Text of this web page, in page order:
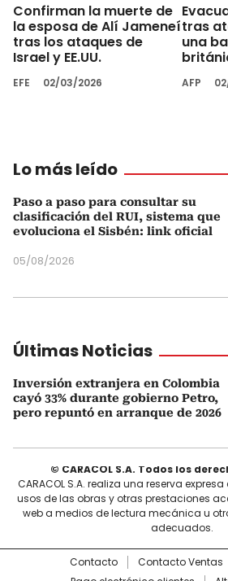
Confirman la muerte de
la esposa de Alí Jameneí
tras los ataques de
Israel y EE.UU.
EFE 02/03/2026
tras
una
AFP
Lo más leído
Paso a paso para consultar su
clasificación del RUI, sistema que
evoluciona el Sisbén: link oficial
05/08/2026
Últimas Noticias
Inversión extranjera en Colombia
cayó 33% durante gobierno Petro,
pero repuntó en arranque de 2026
© CARACOL S.A. Todos los
CARACOL S.A. realiza una reserva
usos de las obras y otras prestaciones
web a medios de lectura mecánica u
adecuados.
Contacto Contacto Ventas